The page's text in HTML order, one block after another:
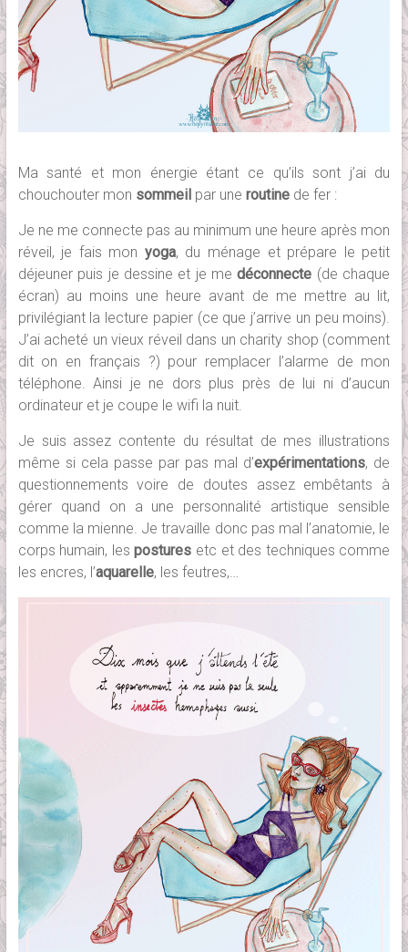
Ma santé et mon énergie étant ce qu’ils sont j’ai du
chouchouter mon sommeilpar une routinede fer :
Je ne me connecte pas au minimum une heure après mon
réveil, je fais mon yoga, du ménage et prépare le petit
déjeuner puis je dessine et je medéconnecte (de chaque
écran) au moins une heure avant de me mettre au lit,
privilégiant la lecture papier (ce que j’arrive un peu moins).
J’ai acheté un vieux réveil dans un charity shop (comment
dit on en français ?) pour remplacer l’alarme de mon
téléphone. Ainsi je ne dors plus près de lui ni d’aucun
ordinateur et je coupe le wifi la nuit.
Je suis assez contente du résultat de mes illustrations
même si cela passe par pas mal d’expérimentations, de
questionnements voire de doutes assez embêtants à
gérer quand on a une personnalité artistique sensible
comme la mienne. Je travaille donc pas mal l’anatomie, le
corps humain, lespostures etc et des techniques comme
les encres, l’aquarelle, les feutres,…